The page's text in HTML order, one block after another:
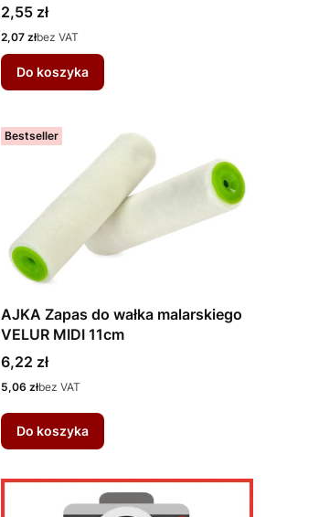
Cena
2,55 zł
Cena
2,07 złbez VAT
Do koszyka
Bestseller
AJKA Zapas do wałka malarskiego
VELUR MIDI 11cm
Cena
6,22 zł
Cena
5,06 złbez VAT
Do koszyka